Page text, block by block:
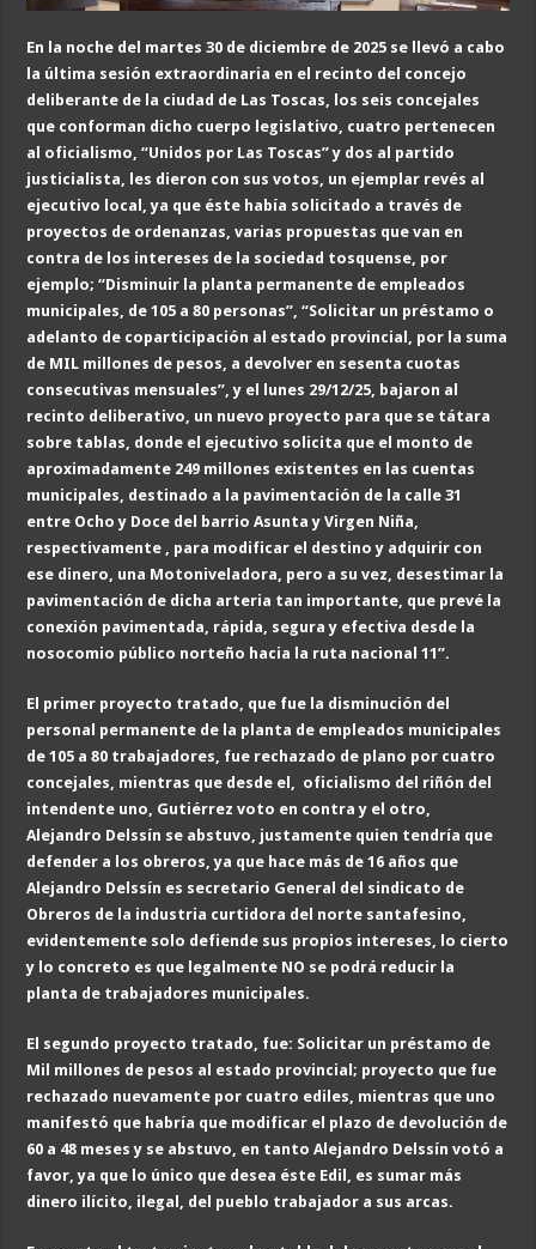
En la noche del martes 30 de diciembre de 2025 se llevó a cabo
la última sesión extraordinaria en el recinto del concejo
deliberante de la ciudad de Las Toscas, los seis concejales
que conforman dicho cuerpo legislativo, cuatro pertenecen
al oficialismo, “Unidos por Las Toscas” y dos al partido
justicialista, les dieron con sus votos, un ejemplar revés al
ejecutivo local, ya que éste había solicitado a través de
proyectos de ordenanzas, varias propuestas que van en
contra de los intereses de la sociedad tosquense, por
ejemplo; “Disminuir la planta permanente de empleados
municipales, de 105 a 80 personas”, “Solicitar un préstamo o
adelanto de coparticipación al estado provincial, por la suma
de MIL millones de pesos, a devolver en sesenta cuotas
consecutivas mensuales”, y el lunes 29/12/25, bajaron al
recinto deliberativo, un nuevo proyecto para que se tátara
sobre tablas, donde el ejecutivo solicita que el monto de
aproximadamente 249 millones existentes en las cuentas
municipales, destinado a la pavimentación de la calle 31
entre Ocho y Doce del barrio Asunta y Virgen Niña,
respectivamente , para modificar el destino y adquirir con
ese dinero, una Motoniveladora, pero a su vez, desestimar la
pavimentación de dicha arteria tan importante, que prevé la
conexión pavimentada, rápida, segura y efectiva desde la
nosocomio público norteño hacia la ruta nacional 11”.
El primer proyecto tratado, que fue la disminución del
personal permanente de la planta de empleados municipales
de 105 a 80 trabajadores, fue rechazado de plano por cuatro
concejales, mientras que desde el, oficialismo del riñón del
intendente uno, Gutiérrez voto en contra y el otro,
Alejandro Delssín se abstuvo, justamente quien tendría que
defender a los obreros, ya que hace más de 16 años que
Alejandro Delssín es secretario General del sindicato de
Obreros de la industria curtidora del norte santafesino,
evidentemente solo defiende sus propios intereses, lo cierto
y lo concreto es que legalmente NO se podrá reducir la
planta de trabajadores municipales.
El segundo proyecto tratado, fue: Solicitar un préstamo de
Mil millones de pesos al estado provincial; proyecto que fue
rechazado nuevamente por cuatro ediles, mientras que uno
manifestó que habría que modificar el plazo de devolución de
60 a 48 meses y se abstuvo, en tanto Alejandro Delssín votó a
favor, ya que lo único que desea éste Edil, es sumar más
dinero ilícito, ilegal, del pueblo trabajador a sus arcas.